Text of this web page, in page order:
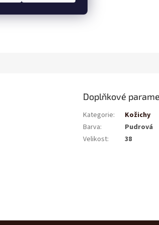
Doplňkové
Kategorie:
Kožichy
Barva:
Pudrová
Velikost: 38